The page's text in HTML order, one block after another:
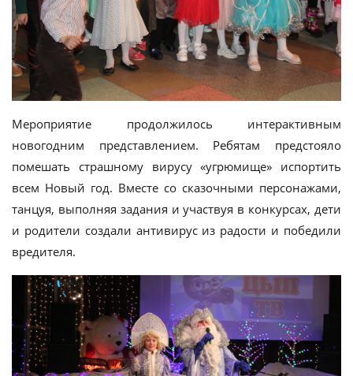
Мероприятие продолжилось интерактивным
новогодним представлением. Ребятам предстояло
помешать страшному вирусу «угрюмище» испортить
всем Новый год. Вместе со сказочными персонажами,
танцуя, выполняя задания и участвуя в конкурсах, дети
и родители создали антивирус из радости и победили
вредителя.